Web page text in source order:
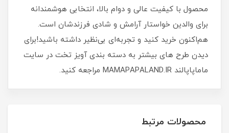
محصول با کیفیت عالی و دوام بالا، انتخابی هوشمندانه
برای والدین خواستار آرامش و شادی فرزندشان است.
هم‌اکنون خرید کنید و تجربه‌ای بی‌نظیر داشته باشید!برای
دیدن طرح های بیشتر به دسته بندی آویز تخت در سایت
ماماپاپالند MAMAPAPALAND.IR مراجعه کنید.
محصولات مرتبط